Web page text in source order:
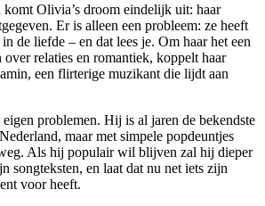
komt Olivia’s droom eindelijk uit: haar
Er is alleen een probleem: ze heeft
de liefde – en dat lees je. Om haar het een
over relaties en romantiek, koppelt haar
een flirterige muzikant die lijdt aan
problemen. Hij is al jaren de bekendste
maar met simpele popdeuntjes
Als hij populair wil blijven zal hij dieper
songteksten, en laat dat nu net iets zijn
voor heeft.